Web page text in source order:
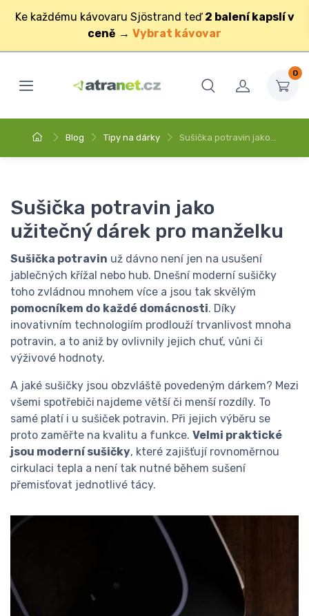
Ke každému kávovaru Sjöstrand teď 2 balení kapslí v
ceně → Vybrat kávovar
0
Blog Tipy na dárky Sušička potravin jako…
Sušička potravin jako
užitečný dárek pro manželku
Sušička potravin už dávno není jen na usušení
jablečných křížal nebo hub. Dnešní moderní sušičky
toho zvládnou mnohem více a jsou tak skvělým
pomocníkem do každé domácnosti. Díky
inovativním technologiím prodlouží trvanlivost mnoha
potravin, a to aniž by ovlivnily jejich chuť, vůni či
výživové hodnoty.
A jaké sušičky jsou obzvláště povedeným dárkem? Mezi
všemi spotřebiči najdeme větší či menší rozdíly. To
samé platí i u sušiček potravin. Při jejich výběru se
proto zaměřte na kvalitu a funkce. Velmi praktické
jsou moderní sušičky, které zajišťují rovnoměrnou
cirkulaci tepla a není tak nutné během sušení
přemisťovat jednotlivé tácy.